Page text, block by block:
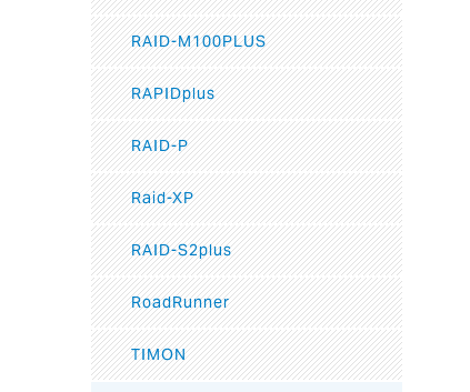
RAID-M100PLUS
RAPIDplus
RAID-P
Raid-XP
RAID-S2plus
RoadRunner
TIMON